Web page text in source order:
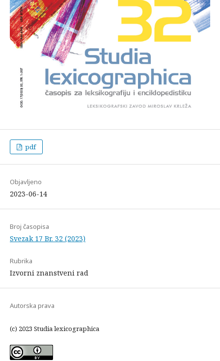
pdf
Objavljeno
2023-06-14
Broj časopisa
Svezak 17 Br. 32 (2023)
Rubrika
Izvorni znanstveni rad
Autorska prava
(c) 2023 Studia lexicographica